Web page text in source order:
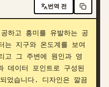
번역 전
하고 흥미를 유발하는 공
는 지구와 온도계를 보여
고 그 주변에 원인과 영
데이터 포인트로 구성된
었습니다. 디자인은 깔끔